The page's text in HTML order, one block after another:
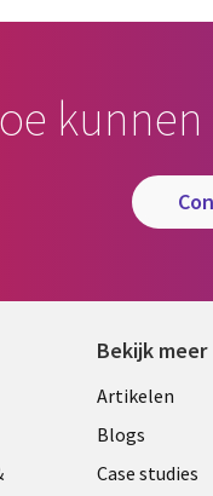
Bekijk meer
Library
Links
Artikelen
Blogs
Case studies